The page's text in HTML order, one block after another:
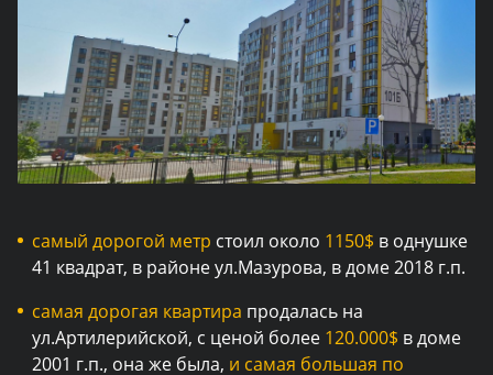
самый дорогой метр стоил около 1150$ в однушке
41 квадрат, в районе ул.Мазурова, в доме 2018 г.п.
самая дорогая квартира продалась на
ул.Артилерийской, с ценой более 120.000$ в доме
2001 г.п., она же была, и самая большая по